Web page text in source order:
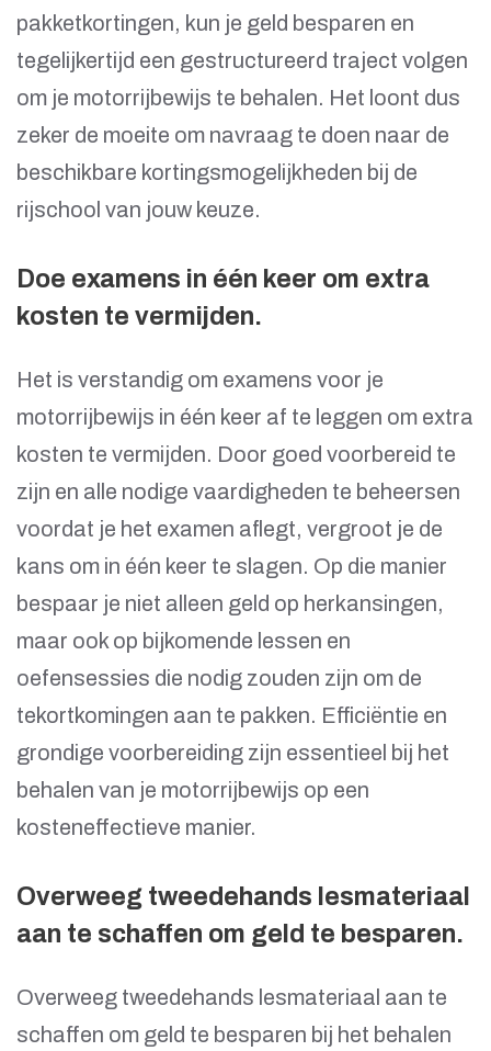
pakketkortingen, kun je geld besparen en
tegelijkertijd een gestructureerd traject volgen
om je motorrijbewijs te behalen. Het loont dus
zeker de moeite om navraag te doen naar de
beschikbare kortingsmogelijkheden bij de
rijschool van jouw keuze.
Doe examens in één keer om extra
kosten te vermijden.
Het is verstandig om examens voor je
motorrijbewijs in één keer af te leggen om extra
kosten te vermijden. Door goed voorbereid te
zijn en alle nodige vaardigheden te beheersen
voordat je het examen aflegt, vergroot je de
kans om in één keer te slagen. Op die manier
bespaar je niet alleen geld op herkansingen,
maar ook op bijkomende lessen en
oefensessies die nodig zouden zijn om de
tekortkomingen aan te pakken. Efficiëntie en
grondige voorbereiding zijn essentieel bij het
behalen van je motorrijbewijs op een
kosteneffectieve manier.
Overweeg tweedehands lesmateriaal
aan te schaffen om geld te besparen.
Overweeg tweedehands lesmateriaal aan te
schaffen om geld te besparen bij het behalen